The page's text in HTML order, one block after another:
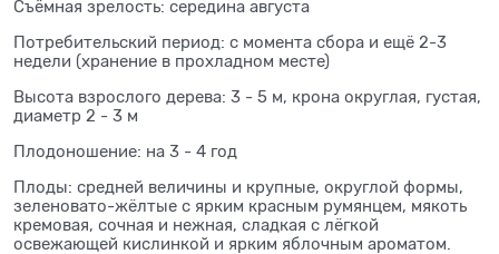
Съёмная зрелость: середина августа
Потребительский период: с момента сбора и ещё 2-3
недели (хранение в прохладном месте)
Высота взрослого дерева: 3 - 5 м, крона округлая, густая,
диаметр 2 - 3 м
Плодоношение: на 3 - 4 год
Плоды: средней величины и крупные, округлой формы,
зеленовато-жёлтые с ярким красным румянцем, мякоть
кремовая, сочная и нежная, сладкая с лёгкой
освежающей кислинкой и ярким яблочным ароматом.